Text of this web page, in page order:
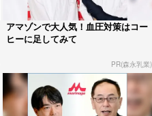
アマゾンで大人気！血圧対策はコー
ヒーに足してみて
PR(森永乳業)